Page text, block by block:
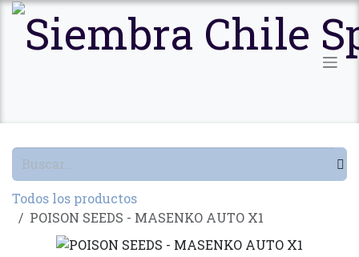
Ir al contenido
Todos los productos
POISON SEEDS - MASENKO AUTO X1